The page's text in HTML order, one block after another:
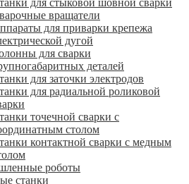
для стыковой шовной сварки
вращатели
для приварки крепежа
дугой
для сварки
деталей
для заточки электродов
для радиальной роликовой
точечной сварки с
столом
контактной сварки с медным
роботы
станки